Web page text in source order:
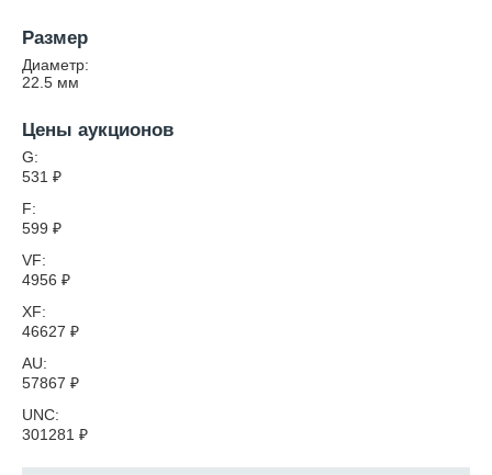
Размер
Диаметр:
22.5 мм
Цены аукционов
G:
531 ₽
F:
599 ₽
VF:
4956 ₽
XF:
46627 ₽
AU:
57867 ₽
UNC:
301281 ₽